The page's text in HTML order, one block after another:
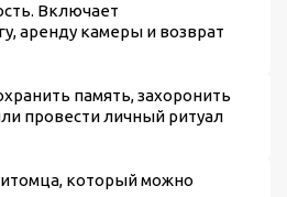
Включает
аренду камеры и возврат
память, захоронить
провести личный ритуал
который можно